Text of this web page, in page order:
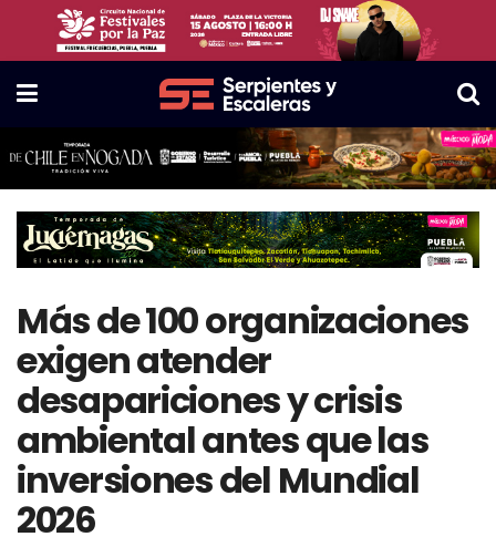
Más de 100 organizaciones
exigen atender
desapariciones y crisis
ambiental antes que las
inversiones del Mundial
2026